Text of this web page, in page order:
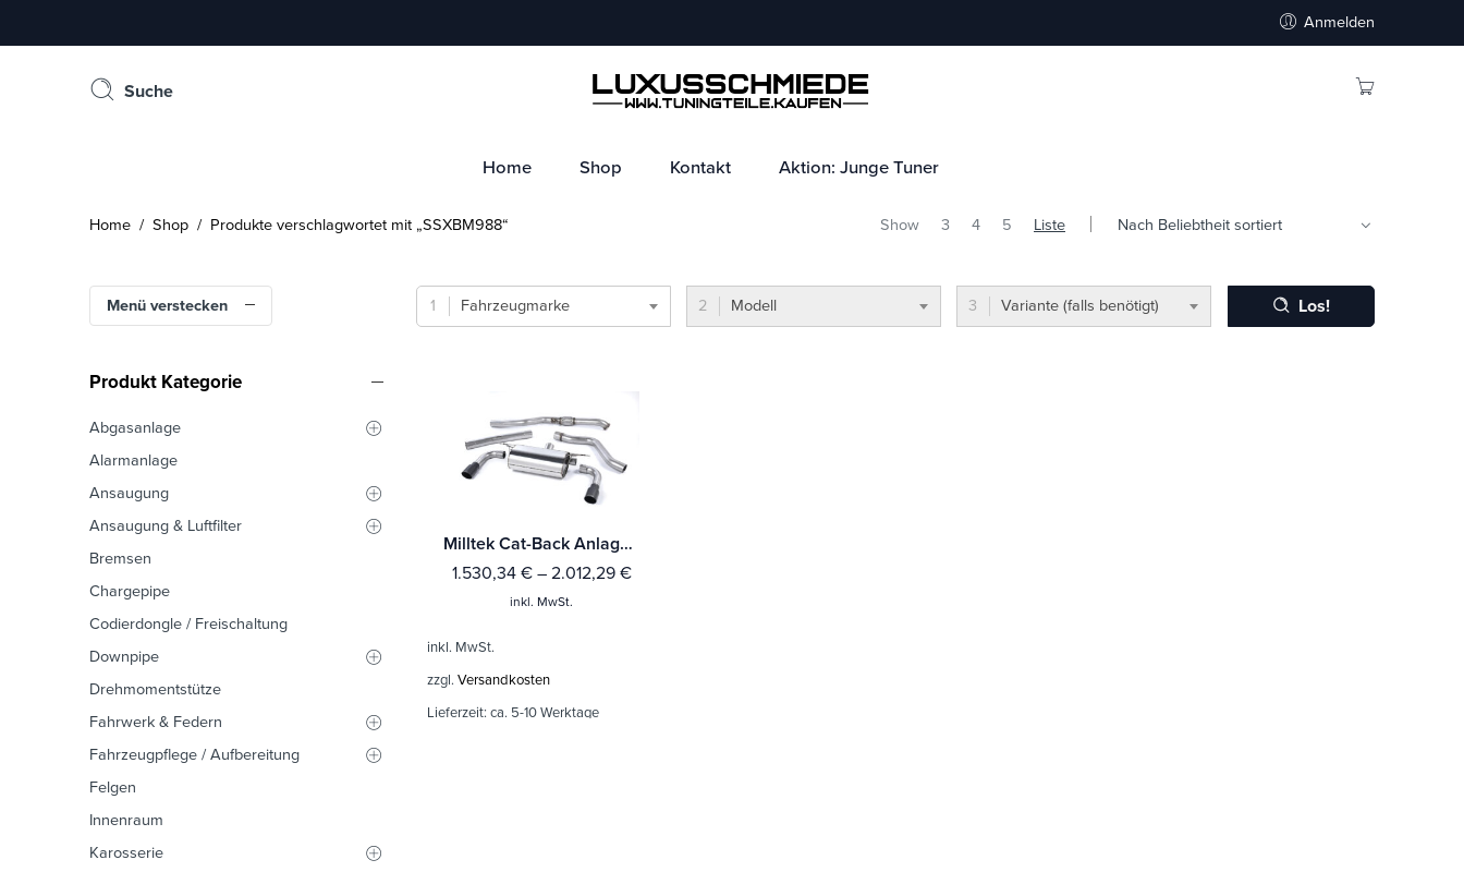
Anmelden
Suche
Home Shop Kontakt Aktion: Junge Tuner
Home / Shop / Produkte verschlagwortet mit „SSXBM988“ Show 3 4 5 Liste
Menü verstecken Fahrzeugmarke Modell Variante (falls benötigt) Los!
Milltek Cat-Back Anlage BMW 2 Series M235i Coupé (F22) (Ohnee xDrive)
1.530,34 €– 2.012,29 €
inkl. MwSt.
inkl. MwSt.
zzgl. Versandkosten
Lieferzeit: ca. 5-10 Werktage
Produkt Kategorie
Abgasanlage
Alarmanlage
Ansaugung
Ansaugung & Luftfilter
Bremsen
Chargepipe
Codierdongle / Freischaltung
Downpipe
Drehmomentstütze
Fahrwerk & Federn
Fahrzeugpflege / Aufbereitung
Felgen
Innenraum
Karosserie